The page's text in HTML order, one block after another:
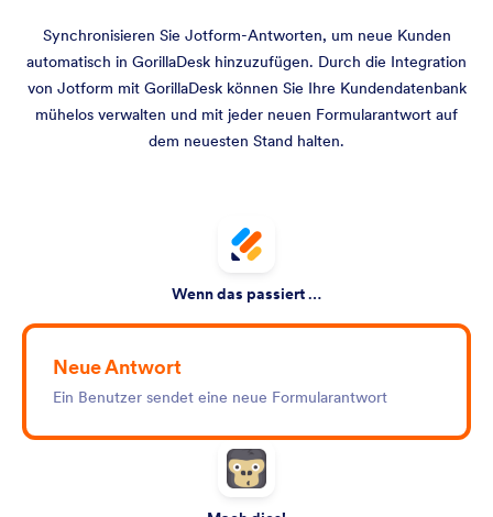
Synchronisieren Sie Jotform-Antworten, um neue Kunden
automatisch in GorillaDesk hinzuzufügen. Durch die Integration
von Jotform mit GorillaDesk können Sie Ihre Kundendatenbank
mühelos verwalten und mit jeder neuen Formularantwort auf
dem neuesten Stand halten.
Wenn das passiert …
Neue Antwort
Ein Benutzer sendet eine neue Formularantwort